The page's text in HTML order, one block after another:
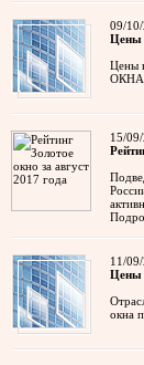
09/
Цены
Цены
15/
11/
Цены
окна